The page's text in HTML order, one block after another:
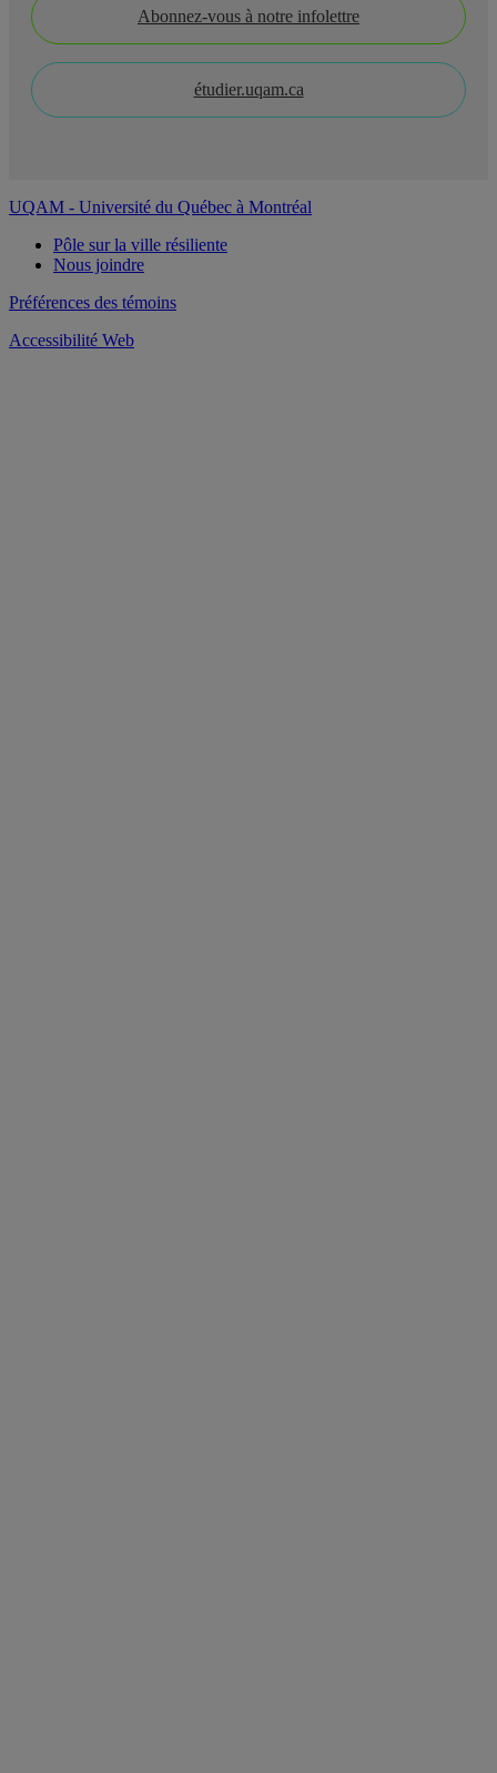
Abonnez-vous à notre infolettre
étudier.uqam.ca
UQAM - Université du Québec à Montréal
Pôle sur la ville résiliente
Nous joindre
Préférences des témoins
Accessibilité Web